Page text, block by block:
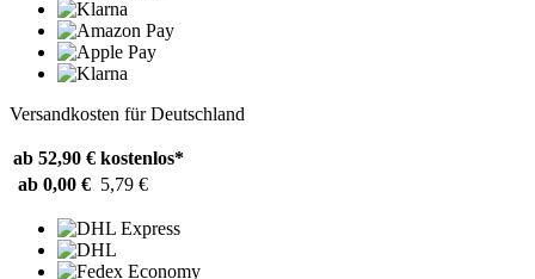
Versandkosten für Deutschland
ab 52,90 € kostenlos*
ab 0,00 € 5,79 €